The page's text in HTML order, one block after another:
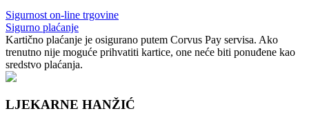
Sigurnost on-line trgovine
Sigurno plaćanje
Kartično plaćanje je osigurano putem Corvus Pay servisa. Ako
trenutno nije moguće prihvatiti kartice, one neće biti ponuđene kao
sredstvo plaćanja.
LJEKARNE HANŽIĆ